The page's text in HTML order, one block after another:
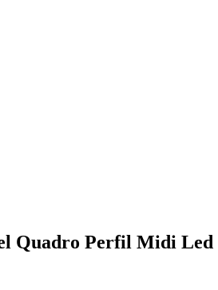
Quadro Perfil Midi Led